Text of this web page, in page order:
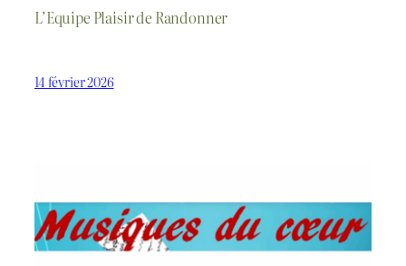
L’Equipe Plaisir de Randonner
14 février 2026